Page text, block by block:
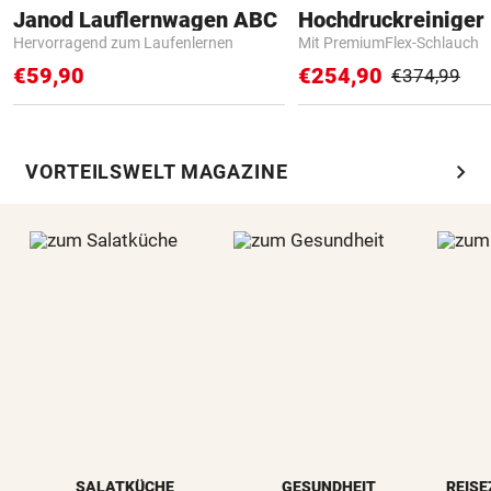
Janod Lauflernwagen ABC
Hervorragend zum Laufenlernen
€59,90
Hochdruckreiniger
Mit PremiumFlex-Schlauch
€254,90 €374,99
VORTEILSWELT MAGAZINE chevron_right
SALATKÜCHE GESUNDHEIT